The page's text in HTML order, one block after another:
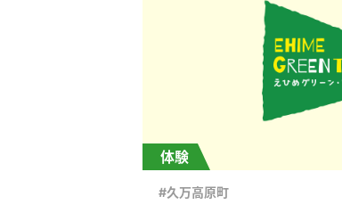
体験
#久万高原町